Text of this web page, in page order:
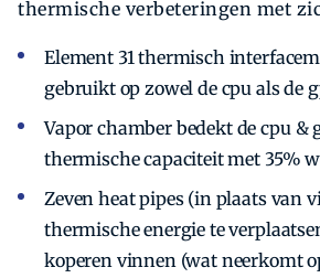
thermische verbeteringen met
Element 31 thermisch
gebruikt op zowel de cpu als de
Vapor chamber bedekt de cpu &
thermische capaciteit met 35%
Zeven heat pipes (in plaats van
thermische energie te
koperen vinnen (wat neerkomt